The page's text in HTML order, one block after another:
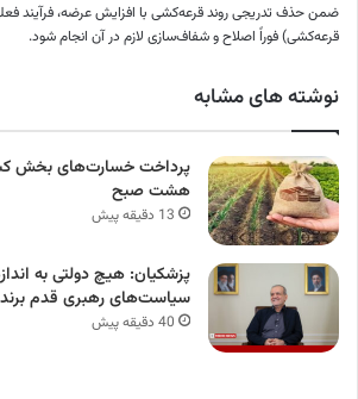
ضمن حذف تدریجی روند قرعه‌کشی با افزایش عرضه، فرآیند
قرعه‌کشی) فوراً اصلاح و شفاف‌سازی لازم در آن انجام شود.
نوشته های مشابه
پرداخت خسارت‌های بخش
هشت صبح
13 دقیقه پیش
پزشکیان: هیچ دولتی به
سیاست‌های رهبری قدم
40 دقیقه پیش